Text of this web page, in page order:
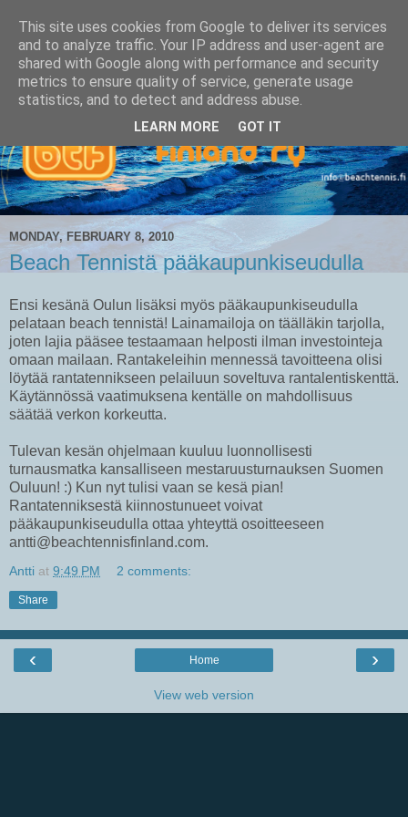
MONDAY, FEBRUARY 8, 2010
Beach Tennistä pääkaupunkiseudulla
Ensi kesänä Oulun lisäksi myös pääkaupunkiseudulla
pelataan beach tennistä! Lainamailoja on täälläkin tarjolla,
joten lajia pääsee testaamaan helposti ilman investointeja
omaan mailaan. Rantakeleihin mennessä tavoitteena olisi
löytää rantatennikseen pelailuun soveltuva rantalentiskenttä.
Käytännössä vaatimuksena kentälle on mahdollisuus
säätää verkon korkeutta.
Tulevan kesän ohjelmaan kuuluu luonnollisesti
turnausmatka kansalliseen mestaruusturnauksen Suomen
Ouluun! :) Kun nyt tulisi vaan se kesä pian!
Rantatenniksestä kiinnostunueet voivat
pääkaupunkiseudulla ottaa yhteyttä osoitteeseen
antti@beachtennisfinland.com.
Antti at 9:49 PM 2 comments:
Share
‹ ›
Home
View web version
This site uses cookies from Google to deliver its services
and to analyze traffic. Your IP address and user-agent are
shared with Google along with performance and security
metrics to ensure quality of service, generate usage
statistics, and to detect and address abuse.
LEARN MORE GOT IT